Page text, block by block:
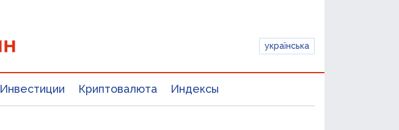
українська
Инвестиции Криптовалюта Индексы